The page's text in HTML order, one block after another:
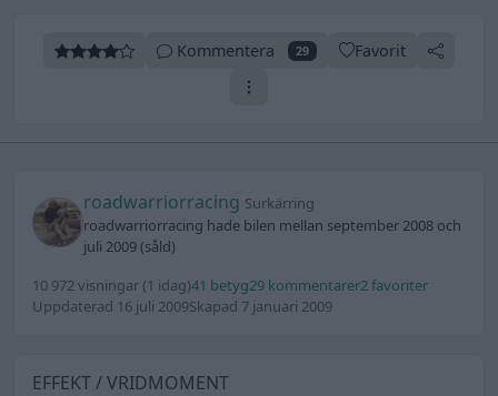
Kommentera 29 Favorit
roadwarriorracing Surkärring
roadwarriorracing hade bilen mellan september 2008 och
juli 2009 (såld)
10 972 visningar (1 idag)41 betyg29 kommentarer2 favoriter
Uppdaterad 16 juli 2009Skapad 7 januari 2009
EFFEKT / VRIDMOMENT